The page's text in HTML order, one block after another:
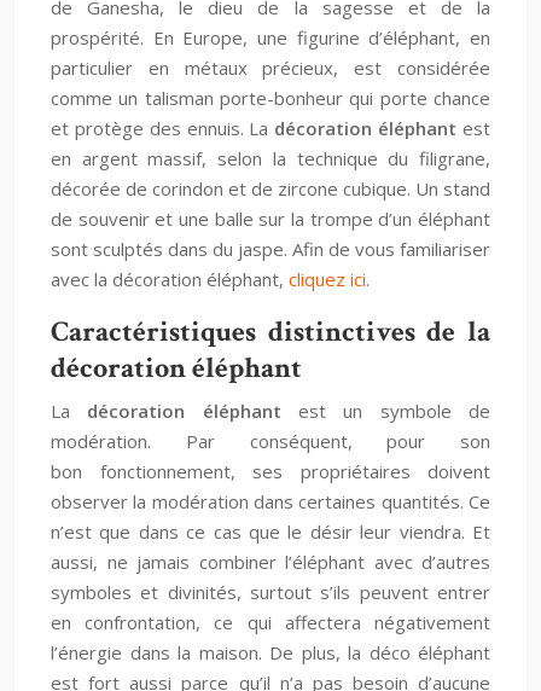
de Ganesha, le dieu de la sagesse et de la
prospérité. En Europe, une figurine d’éléphant, en
particulier en métaux précieux, est considérée
comme un talisman porte-bonheur qui porte chance
et protège des ennuis. La décoration éléphant est
en argent massif, selon la technique du filigrane,
décorée de corindon et de zircone cubique. Un stand
de souvenir et une balle sur la trompe d’un éléphant
sont sculptés dans du jaspe. Afin de vous familiariser
avec la décoration éléphant, cliquez ici.
Caractéristiques distinctives de la
décoration éléphant
La décoration éléphant est un symbole de
modération. Par conséquent, pour son
bon fonctionnement, ses propriétaires doivent
observer la modération dans certaines quantités. Ce
n’est que dans ce cas que le désir leur viendra. Et
aussi, ne jamais combiner l’éléphant avec d’autres
symboles et divinités, surtout s’ils peuvent entrer
en confrontation, ce qui affectera négativement
l’énergie dans la maison. De plus, la déco éléphant
est fort aussi parce qu’il n’a pas besoin d’aucune